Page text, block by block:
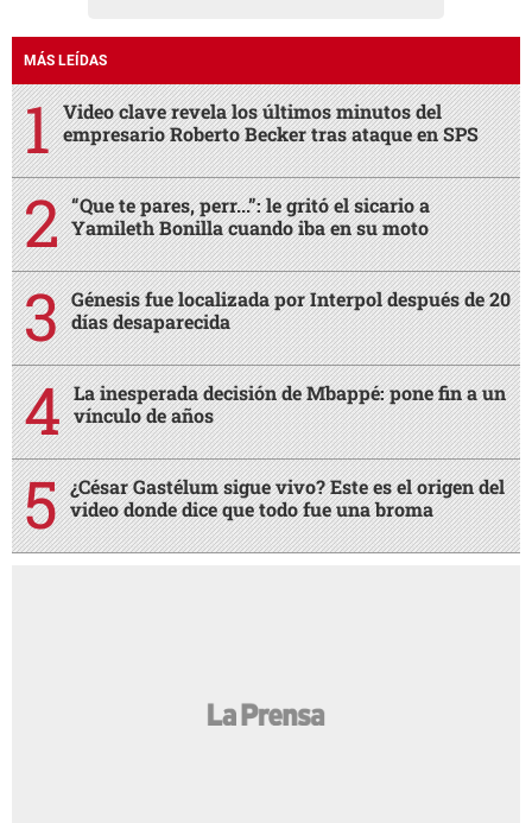
MÁS LEÍDAS
Video clave revela los últimos minutos del
empresario Roberto Becker tras ataque en SPS
“Que te pares, perr...”: le gritó el sicario a
Yamileth Bonilla cuando iba en su moto
Génesis fue localizada por Interpol después de 20
días desaparecida
La inesperada decisión de Mbappé: pone fin a un
vínculo de años
¿César Gastélum sigue vivo? Este es el origen del
video donde dice que todo fue una broma